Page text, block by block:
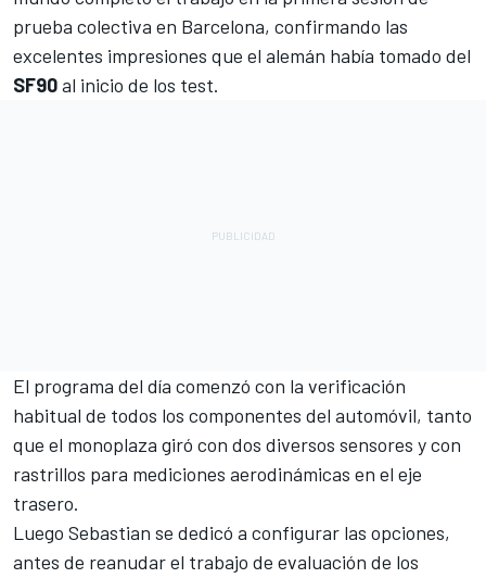
prueba colectiva en Barcelona, ​​confirmando las
excelentes impresiones que el alemán había tomado del
SF90al inicio de los test.
El programa del día comenzó con la verificación
habitual de todos los componentes del automóvil, tanto
que el monoplaza giró con dos diversos sensores y con
rastrillos para mediciones aerodinámicas en el eje
trasero.
Luego Sebastian se dedicó a configurar las opciones,
antes de reanudar el trabajo de evaluación de los